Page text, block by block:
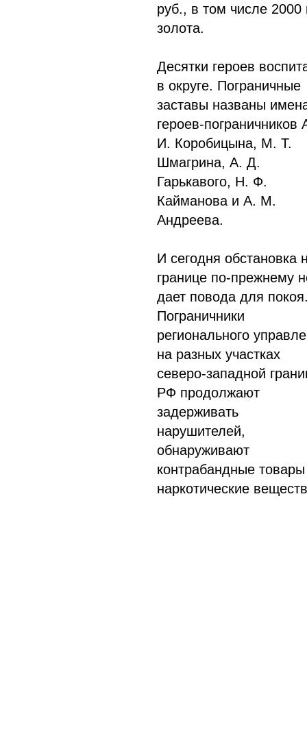
руб., в том числе 2000
золота.
Десятки героев
в округе. Пограничные
заставы названы
героев-пограничников
И. Коробицына, М. Т.
Шмагрина, А. Д.
Гарькавого, Н. Ф.
Кайманова и A. М.
Андреева.
И сегодня обстановка
границе по-прежнему
дает повода для
Пограничники
регионального
на разных участках
северо-западной
РФ продолжают
задерживать
нарушителей,
обнаруживают
контрабандные
наркотические